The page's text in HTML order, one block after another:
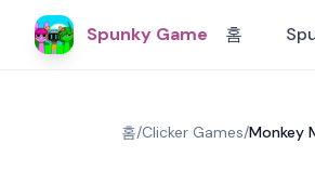
Spunky Game 홈
홈/Clicker Games/Monkey